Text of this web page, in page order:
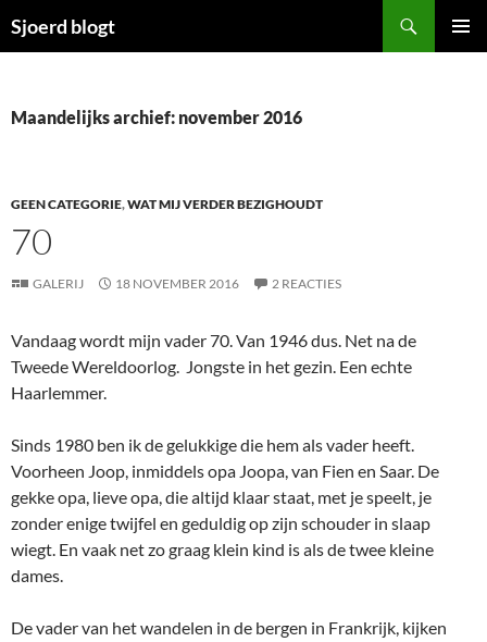
naar
Sjoerd blogt
Maandelijks archief: november 2016
GEEN CATEGORIE,WAT MIJ VERDER BEZIGHOUDT
70
GALERIJ 18 NOVEMBER 2016 2 REACTIES
Vandaag wordt mijn vader 70. Van 1946 dus. Net na de
Tweede Wereldoorlog. Jongste in het gezin. Een echte
Haarlemmer.
Sinds 1980 ben ik de gelukkige die hem als vader heeft.
Voorheen Joop, inmiddels opa Joopa, van Fien en Saar. De
gekke opa, lieve opa, die altijd klaar staat, met je speelt, je
zonder enige twijfel en geduldig op zijn schouder in slaap
wiegt. En vaak net zo graag klein kind is als de twee kleine
dames.
De vader van het wandelen in de bergen in Frankrijk, kijken